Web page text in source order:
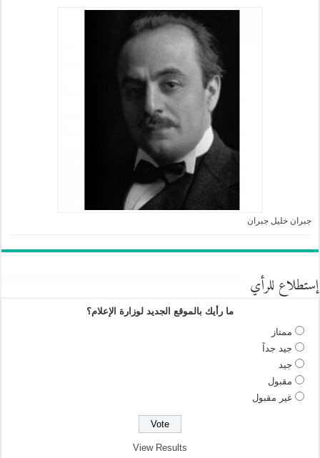
جبران خليل جبران
إستطلاع للرأي
ما رأيك بالموقع الجديد لوزارة الإعلام؟
ممتاز
جيد جداً
جيد
مقبول
غير مقبول
View Results